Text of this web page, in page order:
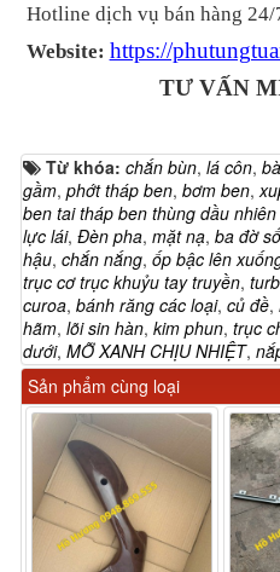
Hotline dịch vụ bán hàng 24/
Website: https://
TƯ VẤN
Từ khóa: chắn bùn, lá côn,
gầm, phớt tháp ben, bơm ben,
ben tai tháp ben thùng dầu nhiên
lực lái, Đèn pha, mặt nạ, ba đờ
hậu, chắn nắng, ốp bậc lên
trục cơ trục khuỷu tay truyền,
curoa, bánh răng các loại, củ đề,
hãm, lõi sin hàn, kim phun, trục
dưới, MỠ XANH CHỊU NHIỆT,
Sản phẩm cùng loại